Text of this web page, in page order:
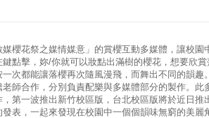
櫻花祭之媒情媒意」 的賞櫻互動多媒體，讓校園
點擊，妳/你就可以妝點出滿樹的櫻花， 想要欣賞
一次都能讓落櫻再次隨風漫飛，而舞出不同的韻趣。
師合作， 分別負責配樂與多媒體部分的製作。 此
第一波推出新竹校區版，台北校區版將於近日推
表， 一起來發現在校園中一個個韻味無窮的美麗